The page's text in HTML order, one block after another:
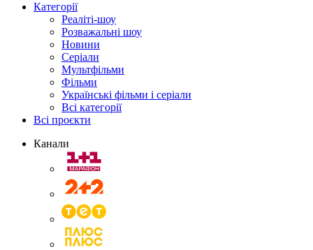
Категорії
Реаліті-шоу
Розважальні шоу
Новини
Серіали
Мультфільми
Фільми
Українські фільми і серіали
Всі категорії
Всі проєкти
Канали